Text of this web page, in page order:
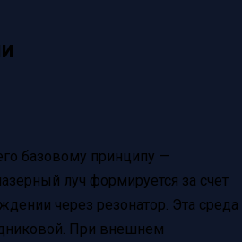
базовому принципу —
луч формируется за счет
через резонатор. Эта среда
При внешнем